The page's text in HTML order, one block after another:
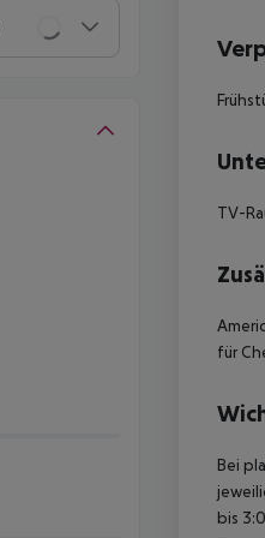
TV-
für
Bei
bis